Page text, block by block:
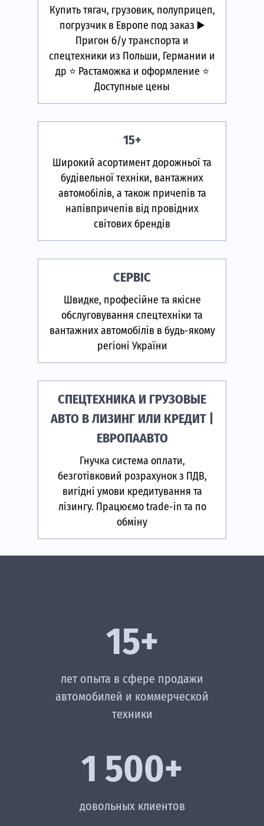
Купить тягач, грузовик, полуприцеп,
погрузчик в Европе под заказ ▶️
Пригон б/у транспорта и
спецтехники из Польши, Германии и
др ⭐ Растаможка и оформление ⭐
Доступные цены
15+
Широкий асортимент дорожньої та
будівельної техніки, вантажних
автомобілів, а також причепів та
напівпричепів від провідних
світових брендів
СЕРВІС
Швидке, професійне та якісне
обслуговування спецтехніки та
вантажних автомобілів в будь-якому
регіоні України
СПЕЦТЕХНИКА И ГРУЗОВЫЕ
АВТО В ЛИЗИНГ ИЛИ КРЕДИТ |
ЕВРОПААВТО
Гнучка система оплати,
безготівковий розрахунок з ПДВ,
вигідні умови кредитування та
лізингу. Працюємо trade-in та по
обміну
15+
лет опыта в сфере продажи
автомобилей и коммерческой
техники
1 500+
довольных клиентов